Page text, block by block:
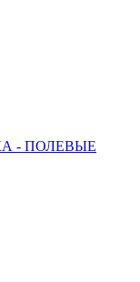
- ПОЛЕВЫЕ